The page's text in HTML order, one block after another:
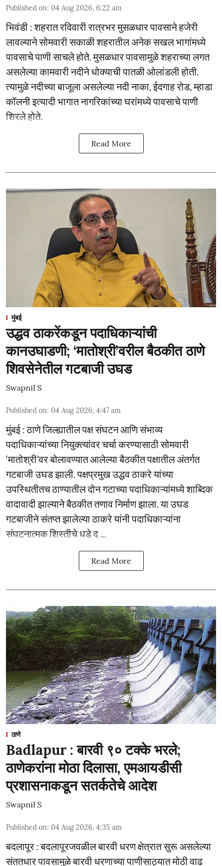
Published on: 04 Aug 2026, 6:22 am
भिवंडी : शहरात रविवारी रात्रभर मुसळधार पावसाने हजेरी
लावल्याने सोमवारी सकाळी शहरातील अनेक सखल भागांमध्ये
पावसाचे पाणी साचले होते. मुसळधार पावसामुळे शहराच्या लगत
असलेल्या कामवारी नदीने धोक्याची पातळी ओलांडली होती.
त्यामुळे नदीच्या बाजूला असलेल्या नदी नाका, ईदगाह रोड, म्हाडा
कॉलनी इत्यादी भागात नागरिकांच्या घरांमध्ये पावसाचे पाणी
शिरले होते.
Read More
मुंबई
उद्धव ठाकरेंकडून पदाधिकाऱ्यांची
कानउघाडणी; ‘मातोश्री’वरील बैठकीत ठाणे
शिवसेनेतील गटबाजी उघड
Swapnil S
Published on: 04 Aug 2026, 4:47 am
मुंबई : ठाणे जिल्ह्यातील पक्ष संघटन आणि संभाव्य
पदाधिकाऱ्यांच्या नियुक्त्यांवर चर्चा करण्यासाठी सोमवारी
‘मातोश्री’वर बोलावण्यात आलेल्या बैठकीत पक्षातील अंतर्गत
गटबाजी उघड झाली. पक्षप्रमुख उद्धव ठाकरे यांच्या
उपस्थितीतच ठाण्यातील दोन गटाच्या पदाधिकाऱ्यांमध्ये शाब्दिक
वादावादी झाल्याने बैठकीत तणाव निर्माण झाला. या उघड
गटबाजीने संतप्त झालेल्या ठाकरे यांनी पदाधिकाऱ्यांना
संघटनात्मक शिस्तीचे धडे द ...
Read More
ठाणे
Badlapur : बारवी ९० टक्के भरले;
ठाणेकरांना मोठा दिलासा, एमआयडीसी
प्रशासनाकडून सतर्कतेचे आदेश
Swapnil S
Published on: 04 Aug 2026, 4:35 am
बदलापूर : बदलापूरजवळील बारवी धरण क्षेत्रात सुरू असलेल्या
संततधार पावसामुळे बारवी धरणाच्या पाणीसाठ्यात मोठी वाढ